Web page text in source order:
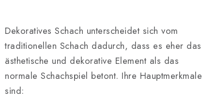
t
e
u
e
r
e
Dekoratives Schach unterscheidet sich vom
traditionellen Schach dadurch, dass es eher das
ästhetische und dekorative Element als das
normale Schachspiel betont. Ihre Hauptmerkmale
sind: